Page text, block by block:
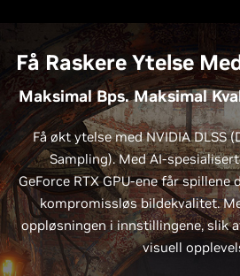
Få Raskere Ytelse
Maksimal Bps. Maksimal
Få økt ytelse med NVIDIA DLSS
Sampling). Med AI-
GeForce RTX GPU-ene får
kompromissløs bildekvalitet.
oppløsningen i innstillingene, slik
visuell